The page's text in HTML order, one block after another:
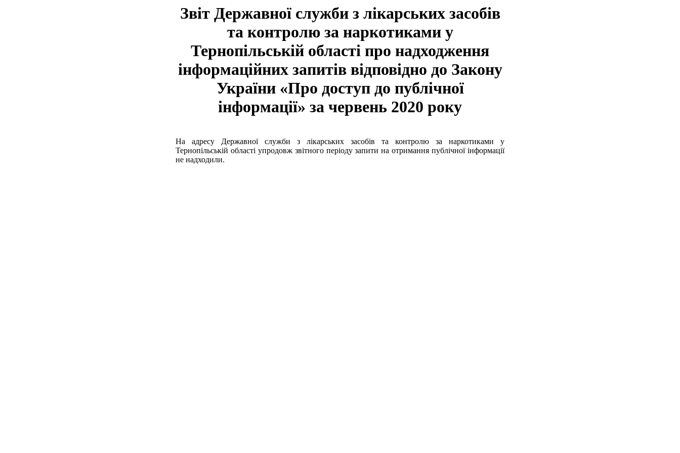
Звіт Державної служби з лікарських засобів
та контролю за наркотиками у
Тернопільській області про надходження
інформаційних запитів відповідно до Закону
України «Про доступ до публічної
інформації» за червень 2020 року
На адресу Державної служби з лікарських засобів та контролю за наркотиками у
Тернопільській області упродовж звітного періоду запити на отримання публічної інформації
не надходили.